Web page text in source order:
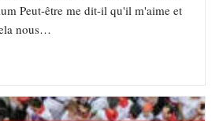
Peut-être me dit-il qu'il m'aime et
nous…